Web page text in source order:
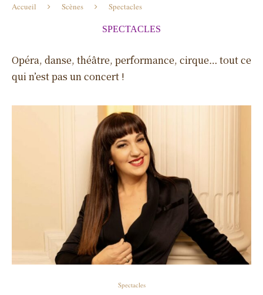
Accueil Scènes Spectacles
SPECTACLES
Opéra, danse, théâtre, performance, cirque… tout ce
qui n’est pas un concert !
Spectacles